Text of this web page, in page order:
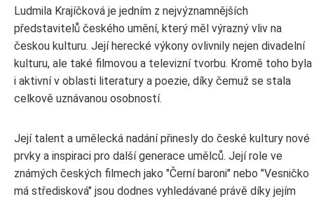
Ludmila Krajíčková je jedním z nejvýznamnějších
představitelů českého umění, který měl výrazný vliv na
českou kulturu. Její herecké výkony ovlivnily nejen divadelní
kulturu, ale také filmovou a televizní tvorbu. Kromě toho byla
i aktivní v oblasti literatury a poezie, díky čemuž se stala
celkově uznávanou osobností.
Její talent a umělecká nadání přinesly do české kultury nové
prvky a inspiraci pro další generace umělců. Její role ve
známých českých filmech jako "Černí baroni" nebo "Vesničko
má středisková" jsou dodnes vyhledávané právě díky jejím